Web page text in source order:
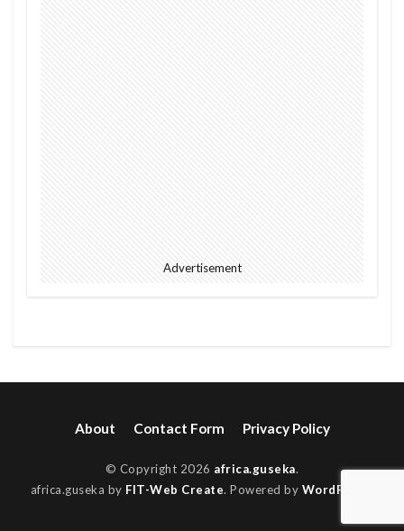
Advertisement
About Contact Form Privacy Policy
© Copyright 2026 africa.guseka.
africa.guseka by FIT-Web Create. Powered by WordPress